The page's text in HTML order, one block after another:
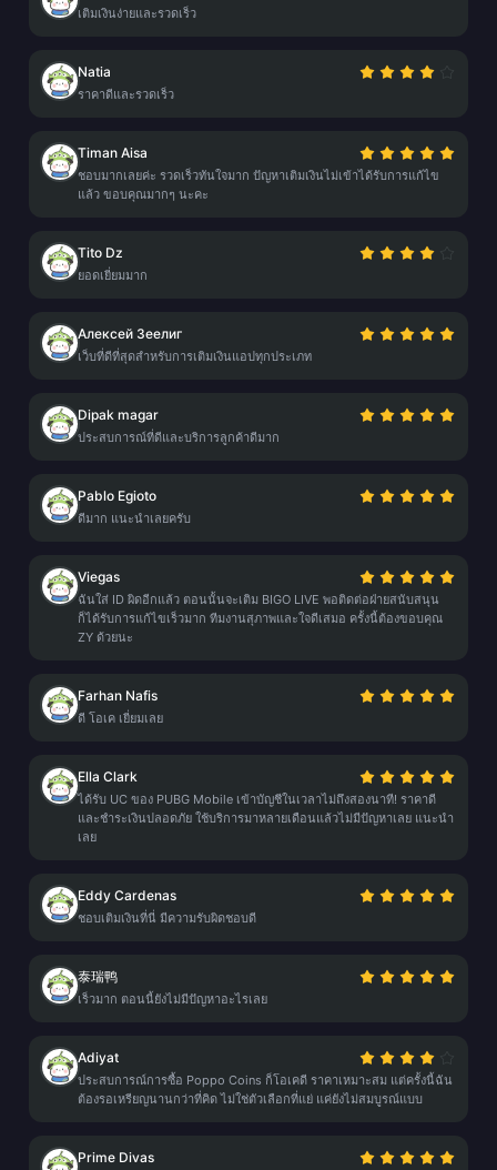
เติมเงินง่ายและรวดเร็ว
Natia
ราคาดีและรวดเร็ว
Timan Aisa
ชอบมากเลยค่ะ รวดเร็วทันใจมาก ปัญหาเติมเงินไม่เข้าได้รับการแก้ไข
แล้ว ขอบคุณมากๆ นะคะ
Tito Dz
ยอดเยี่ยมมาก
Алексей Зеелиг
เว็บที่ดีที่สุดสำหรับการเติมเงินแอปทุกประเภท
Dipak magar
ประสบการณ์ที่ดีและบริการลูกค้าดีมาก
Pablo Egioto
ดีมาก แนะนำเลยครับ
Viegas
ฉันใส่ ID ผิดอีกแล้ว ตอนนั้นจะเติม BIGO LIVE พอติดต่อฝ่ายสนับสนุน
ก็ได้รับการแก้ไขเร็วมาก ทีมงานสุภาพและใจดีเสมอ ครั้งนี้ต้องขอบคุณ
ZY ด้วยนะ
Farhan Nafis
ดี โอเค เยี่ยมเลย
Ella Clark
ได้รับ UC ของ PUBG Mobile เข้าบัญชีในเวลาไม่ถึงสองนาที! ราคาดี
และชำระเงินปลอดภัย ใช้บริการมาหลายเดือนแล้วไม่มีปัญหาเลย แนะนำ
เลย
Eddy Cardenas
ชอบเติมเงินที่นี่ มีความรับผิดชอบดี
泰瑞鸭
เร็วมาก ตอนนี้ยังไม่มีปัญหาอะไรเลย
Adiyat
ประสบการณ์การซื้อ Poppo Coins ก็โอเคดี ราคาเหมาะสม แต่ครั้งนี้ฉัน
ต้องรอเหรียญนานกว่าที่คิด ไม่ใช่ตัวเลือกที่แย่ แค่ยังไม่สมบูรณ์แบบ
Prime Divas